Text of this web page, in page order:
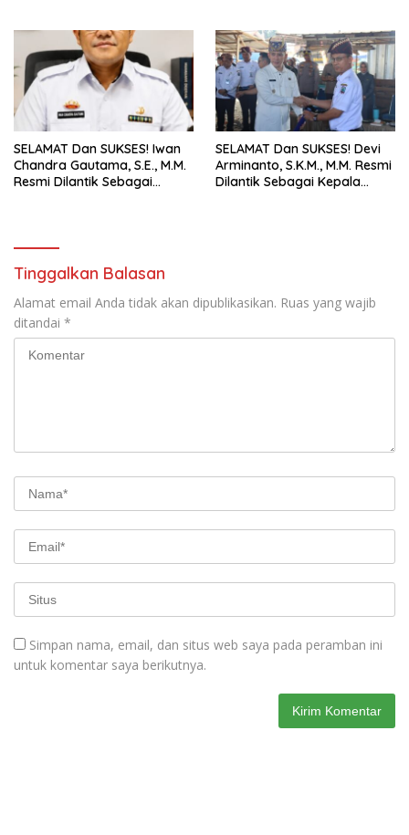
SELAMAT Dan SUKSES! Iwan
Chandra Gautama, S.E., M.M.
Resmi Dilantik Sebagai
SELAMAT Dan SUKSES! Devi
Arminanto, S.K.M., M.M. Resmi
Dilantik Sebagai Kepala
Tinggalkan Balasan
Alamat email Anda tidak akan dipublikasikan. Ruas yang wajib
ditandai *
Simpan nama, email, dan situs web saya pada peramban ini
untuk komentar saya berikutnya.